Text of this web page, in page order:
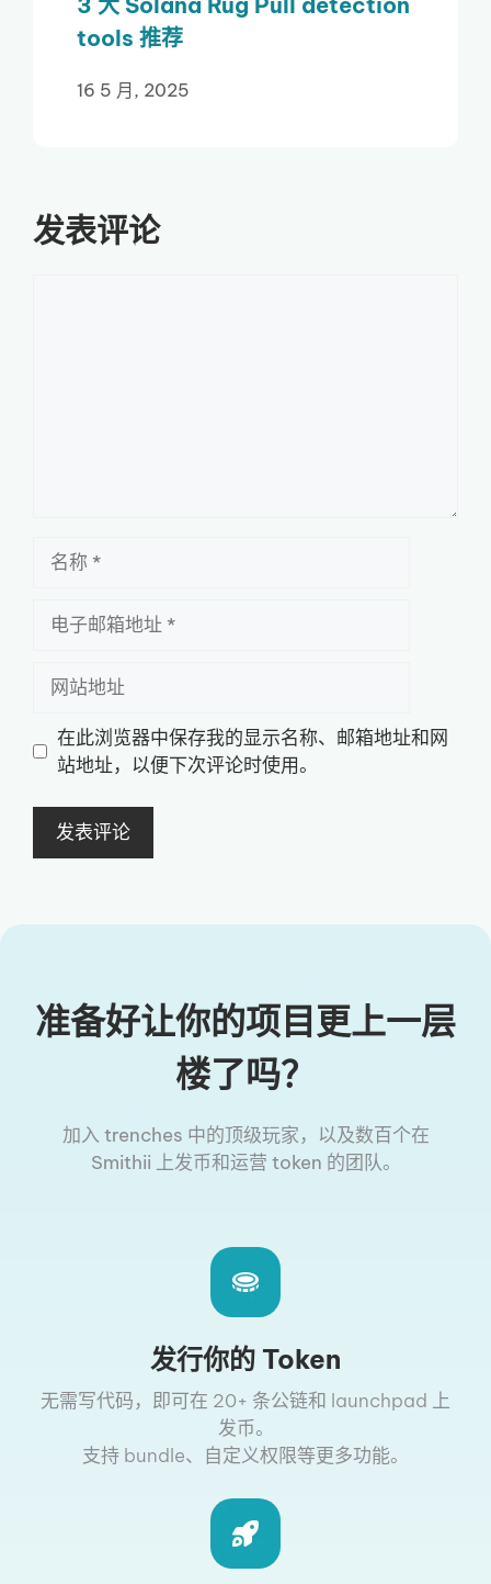
tools 推荐
16 5 月, 2025
发表评论
址
址
在此浏览器中保存我的显示名称、邮箱地址和网
站地址，以便下次评论时使用。
准备好让你的项目更上一层
楼了吗？
加入 trenches 中的顶级玩家，以及数百个在
Smithii 上发币和运营 token 的团队。
发行你的 Token
无需写代码，即可在 20+ 条公链和 launchpad 上
发币。
支持 bundle、自定义权限等更多功能。